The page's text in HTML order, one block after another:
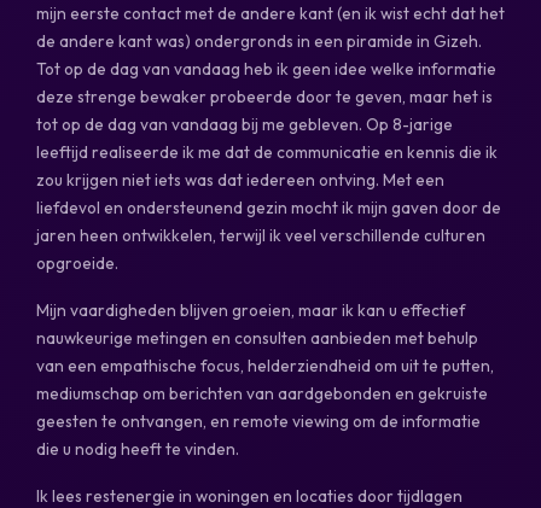
mijn eerste contact met de andere kant (en ik wist echt dat het
de andere kant was) ondergronds in een piramide in Gizeh.
Tot op de dag van vandaag heb ik geen idee welke informatie
deze strenge bewaker probeerde door te geven, maar het is
tot op de dag van vandaag bij me gebleven. Op 8-jarige
leeftijd realiseerde ik me dat de communicatie en kennis die ik
zou krijgen niet iets was dat iedereen ontving. Met een
liefdevol en ondersteunend gezin mocht ik mijn gaven door de
jaren heen ontwikkelen, terwijl ik veel verschillende culturen
opgroeide.
Mijn vaardigheden blijven groeien, maar ik kan u effectief
nauwkeurige metingen en consulten aanbieden met behulp
van een empathische focus, helderziendheid om uit te putten,
mediumschap om berichten van aardgebonden en gekruiste
geesten te ontvangen, en remote viewing om de informatie
die u nodig heeft te vinden.
Ik lees restenergie in woningen en locaties door tijdlagen